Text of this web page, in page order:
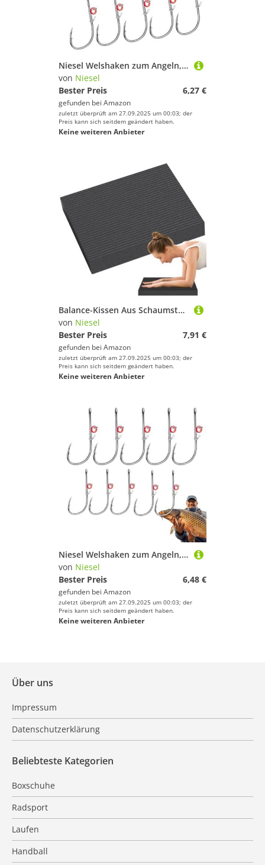
Niesel Welshaken zum Angeln, Welshaken | Feste Haken für lebende - Angelhaken Lebendköderhaken Lebende Feste Haken Kohlenstoffstahl mit Widerhaken und Löchern für Salzwasser
von Niesel
Bester Preis
6,27 €
gefunden bei Amazon
zuletzt überprüft am 27.09.2025 um 00:03; der
Preis kann sich seitdem geändert haben.
Keine weiteren Anbieter
Balance-Kissen Aus Schaumstoff, Kniematte Mit Bauchrad Und Übergroßer Polsterfläche, Rutschfeste Kniematte Für Das Gleichgewichtstraining,Sicheres Und Effektives Schaumstoff-Balance-Pad Für Yoga-Posen
von Niesel
Bester Preis
7,91 €
gefunden bei Amazon
zuletzt überprüft am 27.09.2025 um 00:03; der
Preis kann sich seitdem geändert haben.
Keine weiteren Anbieter
Niesel Welshaken zum Angeln, Welshaken - Feste Haken für lebende - Angelhaken, lebende, Feste Haken, Boxhaken für Verschiedene Angelumgebungen
von Niesel
Bester Preis
6,48 €
gefunden bei Amazon
zuletzt überprüft am 27.09.2025 um 00:03; der
Preis kann sich seitdem geändert haben.
Keine weiteren Anbieter
Über uns
Impressum
Datenschutzerklärung
Beliebteste Kategorien
Boxschuhe
Radsport
Laufen
Handball